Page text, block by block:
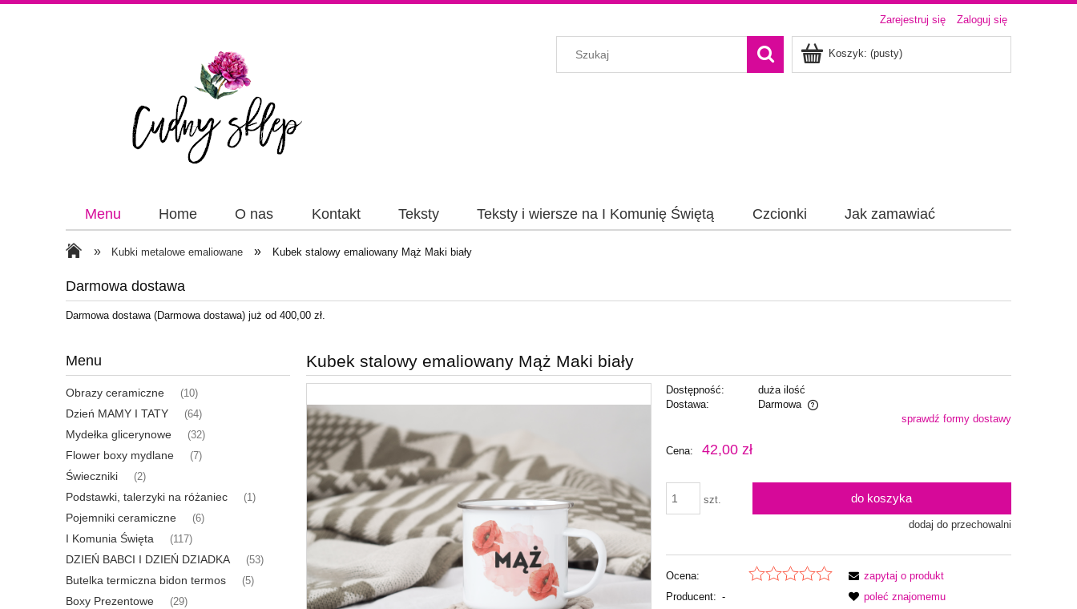
Zarejestruj się Zaloguj się
Koszyk: (pusty)
Menu Home O nas Kontakt Teksty Teksty i wiersze na I Komunię Świętą Czcionki Jak zamawiać
Papiery Wstążki
» Kubki metalowe emaliowane » Kubek stalowy emaliowany Mąż Maki biały
Darmowa dostawa
Darmowa dostawa (Darmowa dostawa) już od 400,00 zł.
Menu
Obrazy ceramiczne (10)
Dzień MAMY I TATY (64)
Mydełka glicerynowe (32)
Flower boxy mydlane (7)
Świeczniki (2)
Podstawki, talerzyki na różaniec (1)
Pojemniki ceramiczne (6)
I Komunia Święta (117)
DZIEŃ BABCI I DZIEŃ DZIADKA (53)
Butelka termiczna bidon termos (5)
Boxy Prezentowe (29)
Kubek stalowy emaliowany Mąż Maki biały
Dostępność:
duża ilość
Dostawa:
Darmowa
sprawdź formy dostawy
Cena: 42,00 zł
szt. do koszyka
dodaj do przechowalni
Ocena:
Producent: -
zapytaj o produkt
poleć znajomemu